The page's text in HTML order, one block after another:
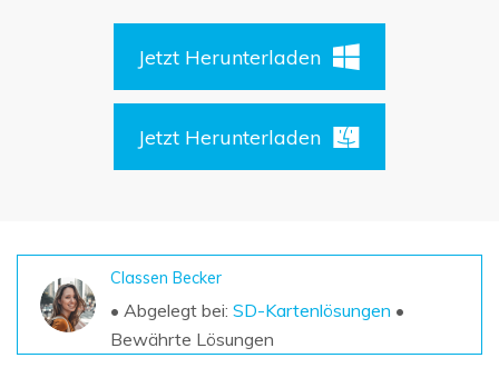
Verlorene/gel?schte Daten kostenlos
Weitere Produkte
Repairit - Datenreparatur
ALLE FUNKTIONEN ENTDECKEN
search
Jetzt Herunterladen
Jetzt Herunterladen
Classen Becker
• Abgelegt bei: SD-Kartenlösungen •
Bewährte Lösungen